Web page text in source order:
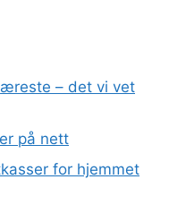
– det vi vet
på nett
for hjemmet